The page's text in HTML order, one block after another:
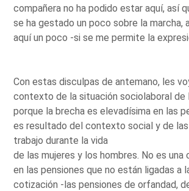
compañera no ha podido estar aquí, así
se ha gestado un poco sobre la marcha,
aquí un poco -si se me permite la
Con estas disculpas de antemano, les
contexto de la situación sociolaboral de
porque la brecha es elevadísima en las
es resultado del contexto social y de
trabajo durante la vida
de las mujeres y los hombres. No es una
en las pensiones que no están ligadas a
cotización -las pensiones de orfandad,